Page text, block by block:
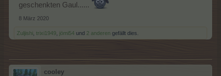
geschenkten Gaul......
8 März 2020
Zuljishi trixi1949 jömi54 und 2 anderen gefällt dies.
cooley